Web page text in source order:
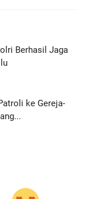
Berhasil Jaga
ke Gereja-